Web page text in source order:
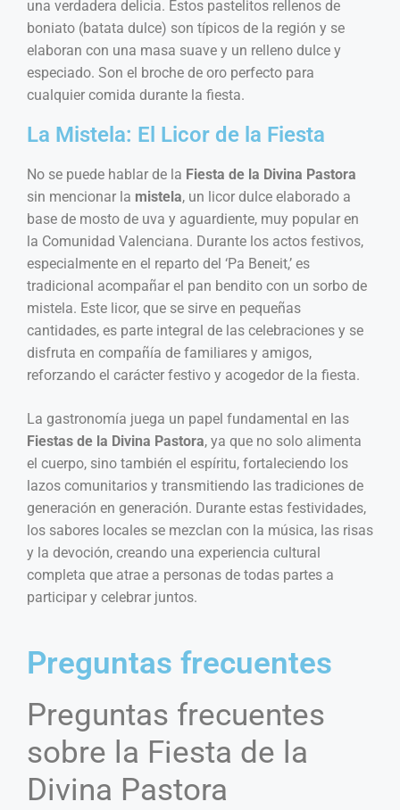
una verdadera delicia. Estos pastelitos rellenos de
boniato (batata dulce) son típicos de la región y se
elaboran con una masa suave y un relleno dulce y
especiado. Son el broche de oro perfecto para
cualquier comida durante la fiesta.
La Mistela: El Licor de la Fiesta
No se puede hablar de la Fiesta de la Divina Pastora
sin mencionar la mistela, un licor dulce elaborado a
base de mosto de uva y aguardiente, muy popular en
la Comunidad Valenciana. Durante los actos festivos,
especialmente en el reparto del ‘Pa Beneit,’ es
tradicional acompañar el pan bendito con un sorbo de
mistela. Este licor, que se sirve en pequeñas
cantidades, es parte integral de las celebraciones y se
disfruta en compañía de familiares y amigos,
reforzando el carácter festivo y acogedor de la fiesta.
La gastronomía juega un papel fundamental en las
Fiestas de la Divina Pastora, ya que no solo alimenta
el cuerpo, sino también el espíritu, fortaleciendo los
lazos comunitarios y transmitiendo las tradiciones de
generación en generación. Durante estas festividades,
los sabores locales se mezclan con la música, las risas
y la devoción, creando una experiencia cultural
completa que atrae a personas de todas partes a
participar y celebrar juntos.
Preguntas frecuentes
Preguntas frecuentes
sobre la Fiesta de la
Divina Pastora